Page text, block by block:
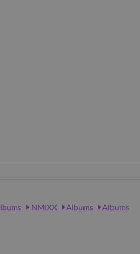
NMIXX Albums Albums